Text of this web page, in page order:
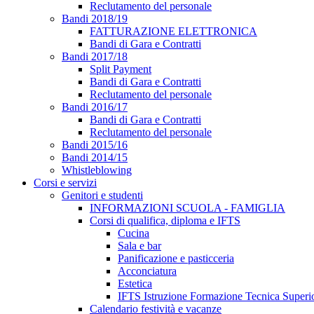
Reclutamento del personale
Bandi 2018/19
FATTURAZIONE ELETTRONICA
Bandi di Gara e Contratti
Bandi 2017/18
Split Payment
Bandi di Gara e Contratti
Reclutamento del personale
Bandi 2016/17
Bandi di Gara e Contratti
Reclutamento del personale
Bandi 2015/16
Bandi 2014/15
Whistleblowing
Corsi e servizi
Genitori e studenti
INFORMAZIONI SCUOLA - FAMIGLIA
Corsi di qualifica, diploma e IFTS
Cucina
Sala e bar
Panificazione e pasticceria
Acconciatura
Estetica
IFTS Istruzione Formazione Tecnica
Calendario festività e vacanze